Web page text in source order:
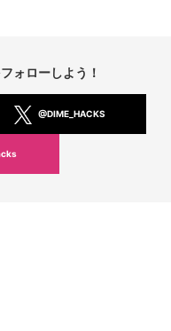
ォローしよう！
@DIME_HACKS